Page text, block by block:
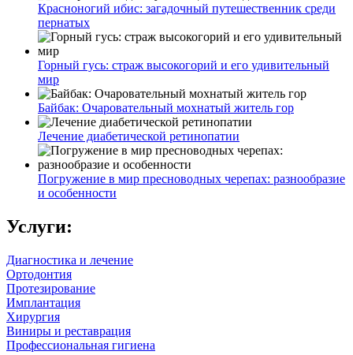
Красноногий ибис: загадочный путешественник среди
пернатых
Горный гусь: страж высокогорий и его удивительный
мир
Байбак: Очаровательный мохнатый житель гор
Лечение диабетической ретинопатии
Погружение в мир пресноводных черепах: разнообразие
и особенности
Услуги:
Диагностика и лечение
Ортодонтия
Протезирование
Имплантация
Хирургия
Виниры и реставрация
Профессиональная гигиена